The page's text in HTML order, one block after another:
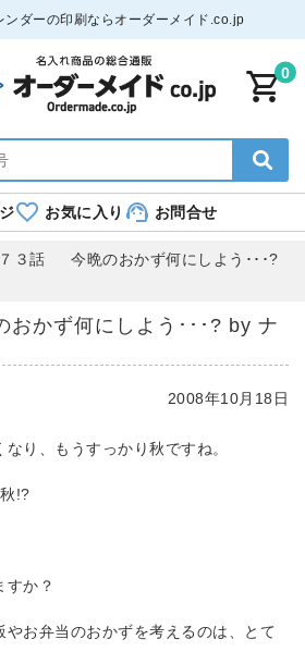
ダーの印刷ならオーダーメイド.co.jp
0
お気に入り お問合せ
３話 今晩のおかず何にしよう･･･?
かず何にしよう･･･? by ナ
2008年10月18日
り、もうすっかり秋ですね。
!?
すか？
やお弁当のおかずを考えるのは、とて